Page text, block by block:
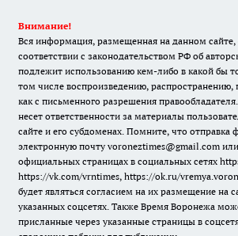
Внимание!
Вся информация, размещенная на данном сайте,
соответствии с законодательством РФ об
подлежит использованию кем-либо в какой бы
том числе воспроизведению, распространению,
как с письменного разрешения
несет ответственности за материалы
сайте и его субдоменах. Помните, что отправка
электронную почту voroneztimes@gmail.com
официальных страницах в социальных сетях
https://vk.com/vrntimes, https://ok.ru/
будет являться согласием на их размещение на
указанных соцсетях. Также Время Воронежа
присланные через указанные страницы в